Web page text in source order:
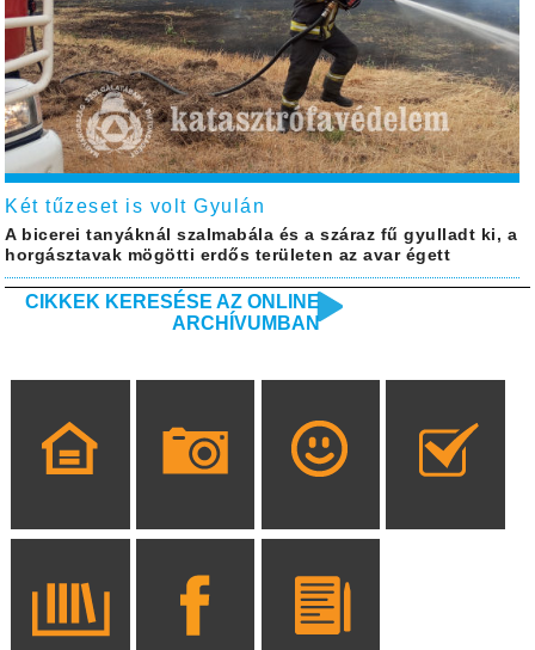
Két tűzeset is volt Gyulán
A bicerei tanyáknál szalmabála és a száraz fű gyulladt ki, a
horgásztavak mögötti erdős területen az avar égett
CIKKEK KERESÉSE AZ ONLINE
ARCHÍVUMBAN